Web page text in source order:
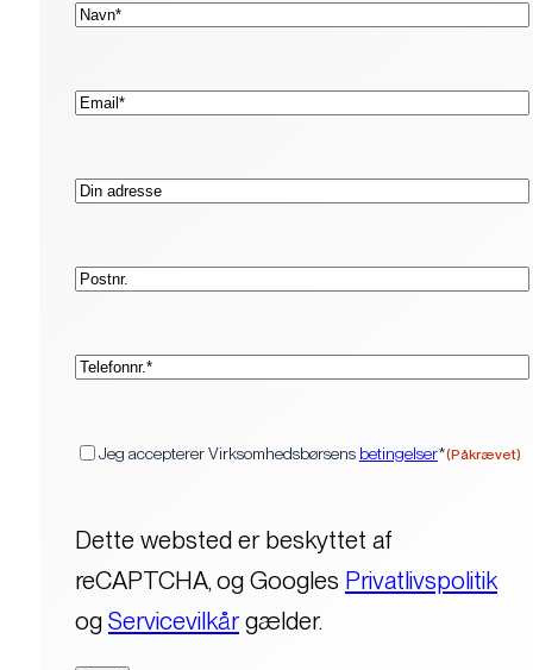
E-
mail*
Adresse
Postnr.
Telefon*
Jeg accepterer Virksomhedsbørsens betingelser*(Påkrævet)
Dette websted er beskyttet af
reCAPTCHA, og Googles Privatlivspolitik
og Servicevilkårgælder.